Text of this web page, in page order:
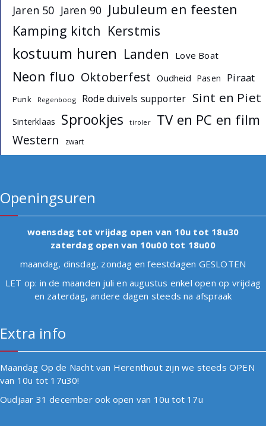
Jaren 50 Jaren 90 Jubuleum en feesten
Kamping kitch Kerstmis
kostuum huren Landen Love Boat
Neon fluo Oktoberfest Oudheid Pasen Piraat
Punk Regenboog Rode duivels supporter Sint en Piet
Sinterklaas Sprookjes tiroler TV en PC en film
Western zwart
Openingsuren
woensdag tot vrijdag open van 10u tot 18u30
zaterdag open van 10u00 tot 18u00
maandag, dinsdag, zondag en feestdagen GESLOTEN
LET op: in de maanden juli en augustus enkel open op vrijdag
en zaterdag, andere dagen steeds na afspraak
Extra info
Maandag Op de Nacht van Herenthout zijn we steeds OPEN
van 10u tot 17u30!
Oudjaar 31 december ook open van 10u tot 17u